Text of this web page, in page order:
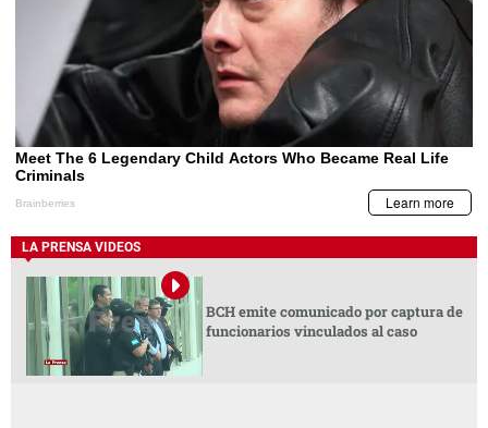
LA PRENSA VIDEOS
BCH emite comunicado por captura de
funcionarios vinculados al caso